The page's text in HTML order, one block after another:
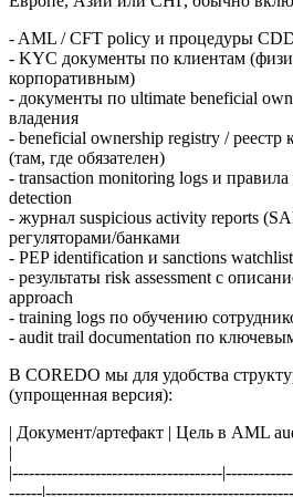
- AML / CFT policy и процедуры
- KYC документы по клиентам
корпоративным)
- документы по ultimate beneficial
владения
- beneficial ownership registry /
(там, где обязателен)
- transaction monitoring logs и правила
detection
- журнал suspicious activity reports
регуляторами/банками
- PEP identification и sanctions
- результаты risk assessment с
approach
- training logs по обучению
- audit trail documentation по
В COREDO мы для удобства
(упрощенная версия):
| Документ/артефакт | Цель в AML
|
|--------------------------------------
------